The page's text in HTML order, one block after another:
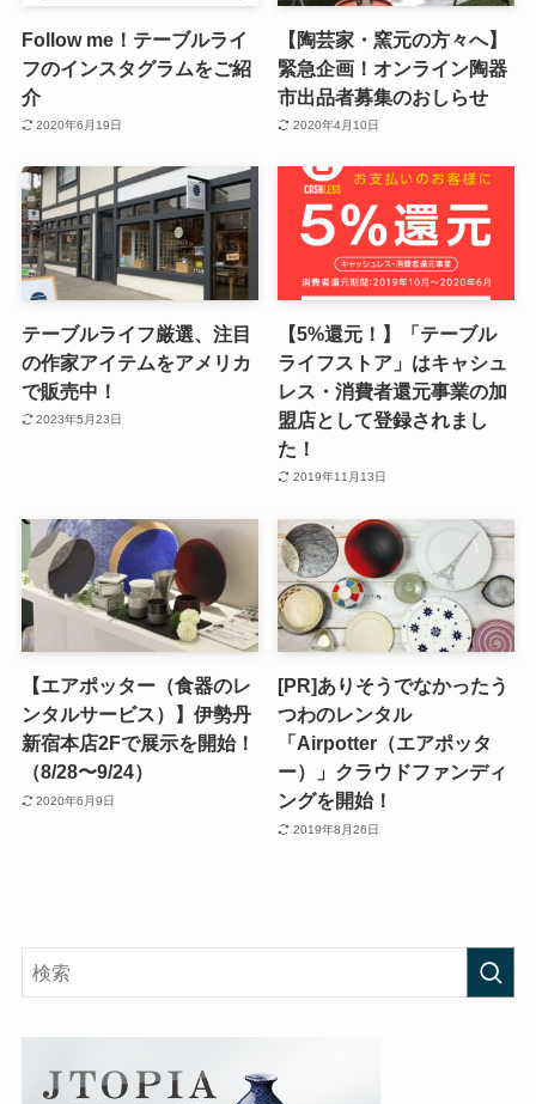
Follow me！テーブルライ
フのインスタグラムをご紹
介
2020年6月19日
【陶芸家・窯元の方々へ】
緊急企画！オンライン陶器
市出品者募集のおしらせ
2020年4月10日
テーブルライフ厳選、注目
の作家アイテムをアメリカ
で販売中！
2023年5月23日
【5%還元！】「テーブル
ライフストア」はキャシュ
レス・消費者還元事業の加
盟店として登録されまし
た！
2019年11月13日
【エアポッター（食器のレ
ンタルサービス）】伊勢丹
新宿本店2Fで展示を開始！
（8/28〜9/24）
2020年6月9日
[PR]ありそうでなかったう
つわのレンタル
「Airpotter（エアポッタ
ー）」クラウドファンディ
ングを開始！
2019年8月26日